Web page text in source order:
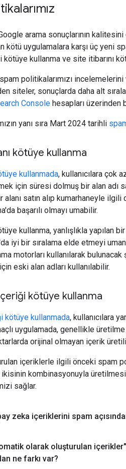
arama sonuçlarının
kötü uygulamalara karşı üç yeni
kötüye kullanma ve site itibarını
politikalarımızı
siteler, sonuçlarda daha alt
Console hesapları üzerinden
yanı sıra Mart 2024 tarihli
kötüye kullanma
kullanmada, kullanıcılara çok
için süresi dolmuş bir alan adı
alanı satın alıp kumarhaneyle
başarılı olmayı umabilir.
kullanma, yanlışlıkla yapılan
iyi bir sıralama elde etmeyi
motorları kullanılarak
eski alan adları kullanılabilir.
kötüye kullanma
kötüye kullanmada, kullanıcılara
uygulamada, genellikle
orijinal olmayan içerik
içeriklerle ilgili önceki spam
ikisinin kombinasyonuyla
sağlar.
zeka içeriklerini spam
olarak oluşturulan
ne farkı var?